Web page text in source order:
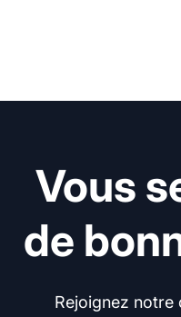
Vous
de
Rejoignez notre